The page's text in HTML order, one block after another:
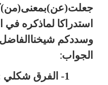
استدراكا لماذكره في
وسددكم شيخناالفاضل
الجواب:
1- الفرق شكلي